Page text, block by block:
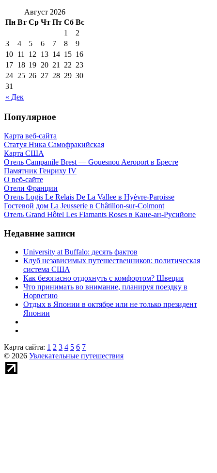
Август 2026
Пн Вт Ср Чт Пт Сб Вс
« Дек
1
2
3
4 5 6 7 8
9
10 11 12 13 14 15 16
17 18 19 20 21 22 23
24 25 26 27 28 29 30
31
Популярное
Карта веб-сайта
Статуя Ника Самофракийская
Карта США
Отель Campanile Brest — Gouesnou Aeroport в Бресте
Памятник Генриху IV
О веб-сайте
Отели Франции
Отель Logis Le Relais De La Vallee в Hyèvre-Paroisse
Гостевой дом La Jeusserie в Châtillon-sur-Colmont
Отель Grand Hôtel Les Flamants Roses в Кане-ан-Русийоне
Недавние записи
University at Buffalo: десять фактов
Клуб независимых путешественников: политическая
система США
Как безопасно отдохнуть с комфортом? Швеция
Что принимать во внимание, планируя поездку в
Норвегию
Отдых в Японии в октябре или не только президент
Японии
Карта сайта: 1 2 3 4 5 6 7
© 2026 Увлекательные путешествия